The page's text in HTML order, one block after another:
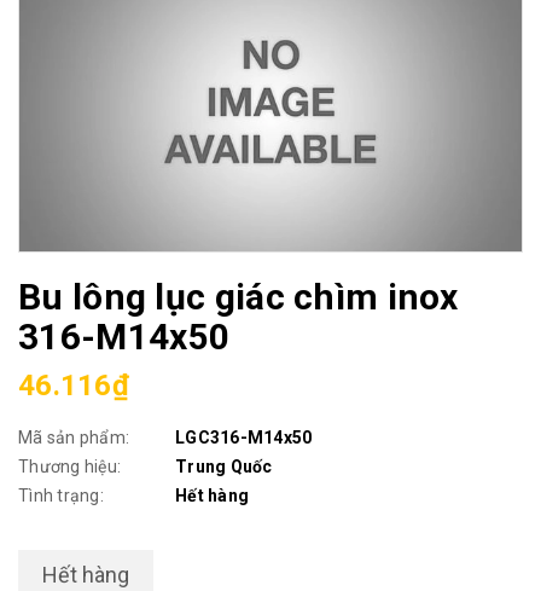
Bu lông lục giác chìm inox
316-M14x50
46.116₫
Mã sản phẩm:
LGC316-M14x50
Thương hiệu:
Trung Quốc
Tình trạng:
Hết hàng
Hết hàng